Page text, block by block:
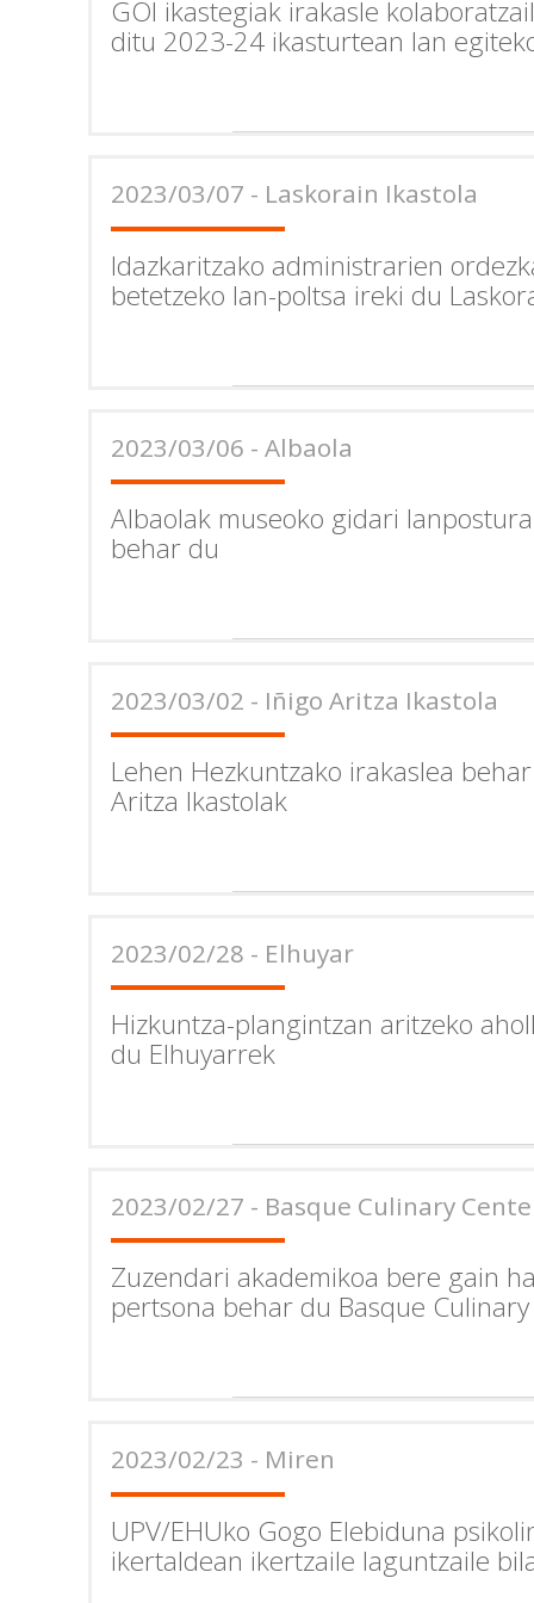
GOI ikastegiak irakasle
ditu 2023-24 ikasturtean lan
2023/03/07 - Laskorain Ikastola
Idazkaritzako administrarien
betetzeko lan-poltsa ireki du
2023/03/06 - Albaola
Albaolak museoko gidari
behar du
2023/03/02 - Iñigo Aritza Ikastola
Lehen Hezkuntzako irakaslea
Aritza Ikastolak
2023/02/28 - Elhuyar
Hizkuntza-plangintzan aritzeko
du Elhuyarrek
2023/02/27 - Basque Culinary
Zuzendari akademikoa bere gain
pertsona behar du Basque
2023/02/23 - Miren
UPV/EHUko Gogo Elebiduna
ikertaldean ikertzaile laguntzaile